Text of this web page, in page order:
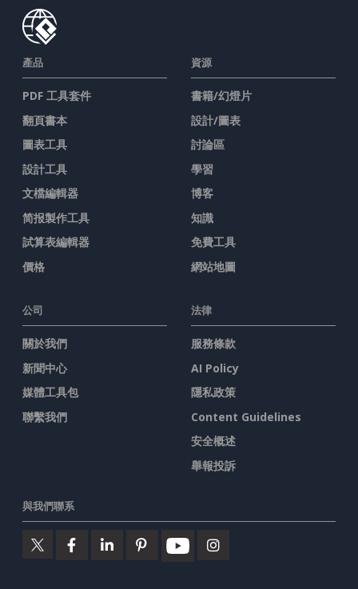
產品
PDF 工具套件
翻頁書本
圖表工具
設計工具
文檔編輯器
简报製作工具
試算表編輯器
價格
資源
書籍/幻燈片
設計/圖表
討論區
學習
博客
知識
免費工具
網站地圖
公司
關於我們
新聞中心
媒體工具包
聯繫我們
法律
服務條款
AI Policy
隱私政策
Content Guidelines
安全概述
舉報投訴
與我們聯系